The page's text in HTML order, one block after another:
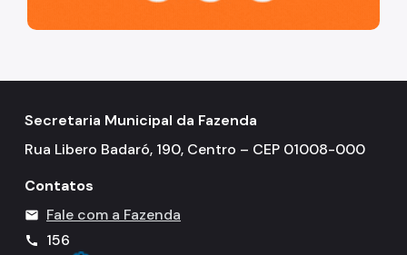
Secretaria Municipal da Fazenda
Rua Libero Badaró, 190, Centro – CEP 01008-000
Contatos
mail Fale com a Fazenda
call 156